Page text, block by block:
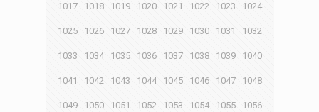
1017 1018 1019 1020 1021 1022 1023 1024
1025 1026 1027 1028 1029 1030 1031 1032
1033 1034 1035 1036 1037 1038 1039 1040
1041 1042 1043 1044 1045 1046 1047 1048
1049 1050 1051 1052 1053 1054 1055 1056